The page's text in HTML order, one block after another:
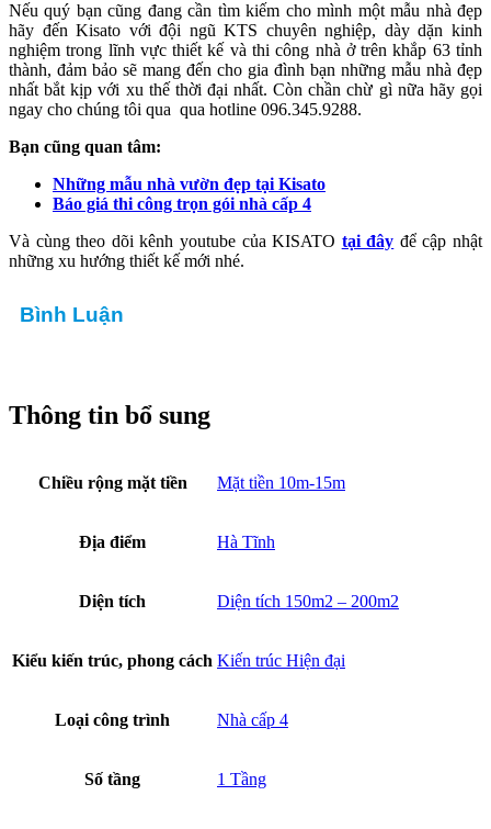
Nếu quý bạn cũng đang cần tìm kiếm cho mình một mẫu nhà đẹp
hãy đến Kisato với đội ngũ KTS chuyên nghiệp, dày dặn kinh
nghiệm trong lĩnh vực thiết kế và thi công nhà ở trên khắp 63 tỉnh
thành, đảm bảo sẽ mang đến cho gia đình bạn những mẫu nhà đẹp
nhất bắt kịp với xu thế thời đại nhất. Còn chần chừ gì nữa hãy gọi
ngay cho chúng tôi qua qua hotline 096.345.9288.
Bạn cũng quan tâm:
Những mẫu nhà vườn đẹp tại Kisato
Báo giá thi công trọn gói nhà cấp 4
Và cùng theo dõi kênh youtube của KISATO tại đây để cập nhật
những xu hướng thiết kế mới nhé.
Bình Luận
Thông tin bổ sung
Chiều rộng mặt tiền Mặt tiền 10m-15m
Địa điểm Hà Tĩnh
Diện tích Diện tích 150m2 – 200m2
Kiểu kiến trúc, phong cách Kiến trúc Hiện đại
Loại công trình Nhà cấp 4
Số tầng 1 Tầng